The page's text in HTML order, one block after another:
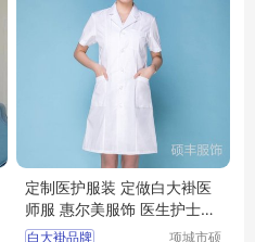
定制医护服装 定做白大褂医
师服 惠尔美服饰 医生护士服
装
白大褂品牌
项城市硕